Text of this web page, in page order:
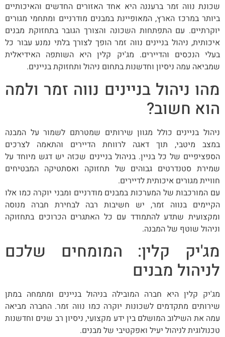
שכונת נווה זמר ברעננה היא אחד האזורים החדשים והאיכותיים
ביותר במרכז הארץ, המאופיינת במבנים מודרניים ומתחמי מגורים
יוקרתיים. עם התפתחות השכונה והצורך הגובר בתחזוקת מבנים
איכותית, ניהול בניינים נווה זמר הופך לצורך בלתי נמנע עבור כל
בעלי הנכסים והדיירים. מג'יק קלין היא השותפה האידיאלית
שמביאה עמה ניסיון וחדשנות בתחום ניהול ותחזוקת בניינים.
מהו ניהול בניינים נווה זמר ולמה
הוא חשוב?
ניהול בניינים כולל מגוון שירותים שמטרתם לשמור על המבנה
במצב מיטבי, תוך דאגה לרווחת הדיירים והתאמה לצרכים
הספציפיים של כל בניין. בניהול בניינים שכזה יש דגש מיוחד על
שמירת סטנדרטים גבוהים של תחזוקה ואסתטיקה המבטיחים
חוויית מגורים איכותית לדיירים.
עם המורכבות של המערכות במבנים מודרניים ומבני יוקרה כמו אלו
הקיימים בנווה זמר, יש חשיבות רבה לבחירת חברה מנוסה
ומקצועית שתדע להתמודד עם כל האתגרים הכרוכים בתחזוקה
וניהול שוטף של המבנה.
מג'יק קלין: המומחים שלכם
לניהול מבנים
מג'יק קלין היא חברה המובילה בניהול בניינים ומתמחה במתן
שירותים מתקדמים לשכונות יוקרה כמו נווה זמר. החברה מביאה
עמה את השילוב המושלם בין ידע מקצועי, ניסיון רב שנים וחדשנות
טכנולוגית לניהול יעיל ואפקטיבי של מבנים.